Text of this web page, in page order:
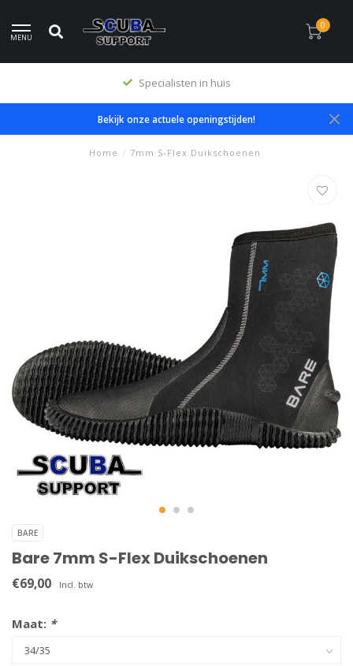
MENU
0
Specialisten in huis
Bekijk onze actuele openingstijden!
Home / 7mm S-Flex Duikschoenen
BARE
Bare 7mm S-Flex Duikschoenen
€69,00 Incl. btw
Maat: *